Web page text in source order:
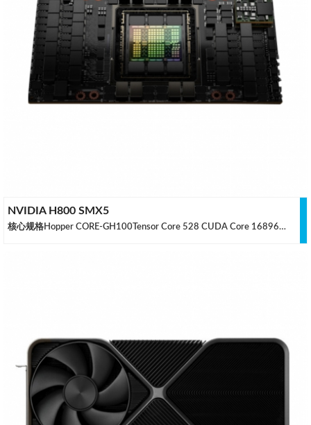
NVIDIA H800 SMX5
核心规格Hopper CORE-GH100Tensor Core 528 CUDA Core 16896显存规格80GB HBM3显存位宽 5120 位 显存带宽 3.35 TB/s散热规格MAX 700W TDP（可配置）输出规格No运算能力单精度性能 67 TFLOPS双精度性能 1 TFLOPS数据来源：英伟达，规格可能有变动，仅供参考，如有差异请联系调整